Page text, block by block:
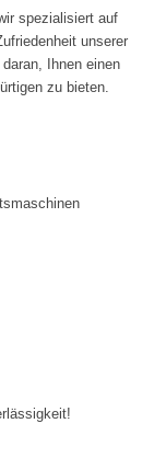
spezialisiert auf
unserer
Ihnen einen
zu bieten.